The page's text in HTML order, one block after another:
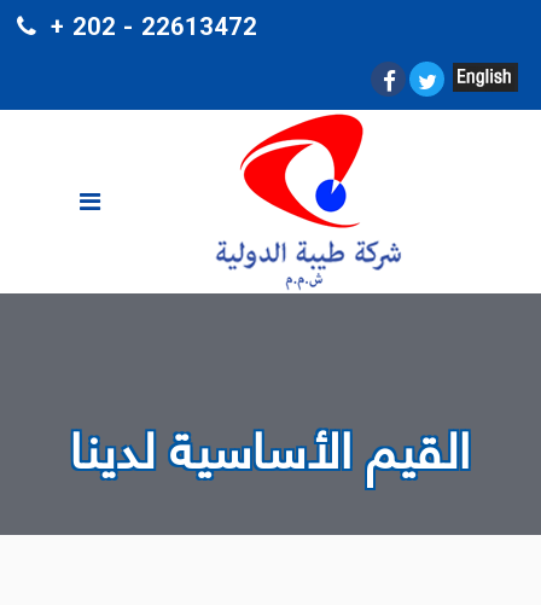
+ 202 - 22613472
القيم الأساسية لدينا